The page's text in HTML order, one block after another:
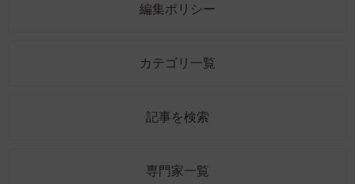
編集ポリシー
カテゴリ一覧
記事を検索
専門家一覧